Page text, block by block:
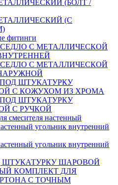
(БОЛТ /
(С
фитинги
С МЕТАЛЛИЧЕСКОЙ
С МЕТАЛЛИЧЕСКОЙ
ШТУКАТУРКУ
С КОЖУХОМ ИЗ ХРОМА
ШТУКАТУРКУ
С РУЧКОЙ
смесителя настенный
угольник внутренний
угольник внутренний
ШТУКАТУРКУ ШАРОВОЙ
КОМПЛЕКТ ДЛЯ
С ТОЧНЫМ